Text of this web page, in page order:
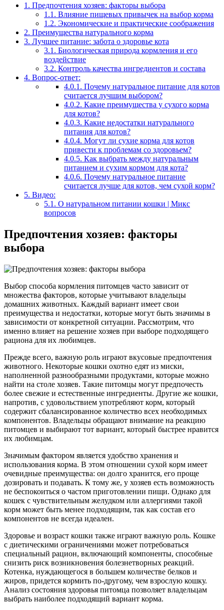
1. Предпочтения хозяев: факторы выбора
1.1. Влияние пищевых привычек на выбор корма
1.2. Экономические и практические соображения
2. Преимущества натурального корма
3. Лучшее питание: забота о здоровье кота
3.1. Биологическая природа кормления и его
воздействие
3.2. Контроль качества ингредиентов и состава
4. Вопрос-ответ:
4.0.1. Почему натуральное питание для котов
считается лучшим выбором?
4.0.2. Какие преимущества у сухого корма
для котов?
4.0.3. Какие недостатки натурального
питания для котов?
4.0.4. Могут ли сухие корма для котов
привести к проблемам со здоровьем?
4.0.5. Как выбрать между натуральным
питанием и сухим кормом для кота?
4.0.6. Почему натуральное питание
считается лучше для котов, чем сухой корм?
5. Видео:
5.1. О натуральном питании кошки | Микс
вопросов
Предпочтения хозяев: факторы
выбора
Выбор способа кормления питомцев часто зависит от
множества факторов, которые учитывают владельцы
домашних животных. Каждый вариант имеет свои
преимущества и недостатки, которые могут быть значимы в
зависимости от конкретной ситуации. Рассмотрим, что
именно влияет на решение хозяев при выборе подходящего
рациона для их любимцев.
Прежде всего, важную роль играют вкусовые предпочтения
животного. Некоторые кошки охотно едят из миски,
наполненной разнообразными продуктами, которые можно
найти на столе хозяев. Такие питомцы могут предпочесть
более свежие и естественные ингредиенты. Другие же кошки,
напротив, с удовольствием употребляют корм, который
содержит сбалансированное количество всех необходимых
компонентов. Владельцы обращают внимание на реакцию
питомцев и выбирают тот вариант, который быстрее нравится
их любимцам.
Значимым фактором является удобство хранения и
использования корма. В этом отношении сухой корм имеет
очевидные преимущества: он долго хранится, его проще
дозировать и подавать. К тому же, у хозяев есть возможность
не беспокоиться о частом приготовлении пищи. Однако для
кошек с чувствительным желудком или аллергиями такой
корм может быть менее подходящим, так как состав его
компонентов не всегда идеален.
Здоровье и возраст кошки также играют важную роль. Кошке
с диетическими ограничениями может потребоваться
специальный рацион, включающий компоненты, способные
снизить риск возникновения болезнетворных реакций.
Котенка, нуждающегося в большем количестве белков и
жиров, придется кормить по-другому, чем взрослую кошку.
Анализ состояния здоровья питомца позволяет владельцам
выбрать наиболее подходящий вариант корма.